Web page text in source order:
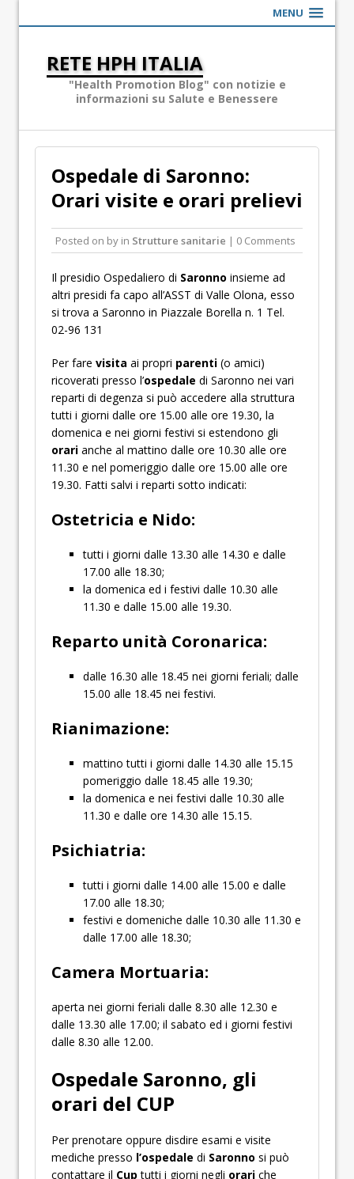
MENU
RETE HPH ITALIA
"Health Promotion Blog" con notizie e
informazioni su Salute e Benessere
Ospedale di Saronno:
Orari visite e orari prelievi
Posted on by in Strutture sanitarie | 0 Comments
Il presidio Ospedaliero di Saronno insieme ad
altri presidi fa capo all’ASST di Valle Olona, esso
si trova a Saronno in Piazzale Borella n. 1 Tel.
02-96 131
Per fare visita ai propri parenti (o amici)
ricoverati presso l’ospedale di Saronno nei vari
reparti di degenza si può accedere alla struttura
tutti i giorni dalle ore 15.00 alle ore 19.30, la
domenica e nei giorni festivi si estendono gli
orari anche al mattino dalle ore 10.30 alle ore
11.30 e nel pomeriggio dalle ore 15.00 alle ore
19.30. Fatti salvi i reparti sotto indicati:
Ostetricia e Nido:
tutti i giorni dalle 13.30 alle 14.30 e dalle
17.00 alle 18.30;
la domenica ed i festivi dalle 10.30 alle
11.30 e dalle 15.00 alle 19.30.
Reparto unità Coronarica:
dalle 16.30 alle 18.45 nei giorni feriali; dalle
15.00 alle 18.45 nei festivi.
Rianimazione:
mattino tutti i giorni dalle 14.30 alle 15.15
pomeriggio dalle 18.45 alle 19.30;
la domenica e nei festivi dalle 10.30 alle
11.30 e dalle ore 14.30 alle 15.15.
Psichiatria:
tutti i giorni dalle 14.00 alle 15.00 e dalle
17.00 alle 18.30;
festivi e domeniche dalle 10.30 alle 11.30 e
dalle 17.00 alle 18.30;
Camera Mortuaria:
aperta nei giorni feriali dalle 8.30 alle 12.30 e
dalle 13.30 alle 17.00; il sabato ed i giorni festivi
dalle 8.30 alle 12.00.
Ospedale Saronno, gli
orari del CUP
Per prenotare oppure disdire esami e visite
mediche presso l’ospedale di Saronno si può
contattare il Cup tutti i giorni negli orari che